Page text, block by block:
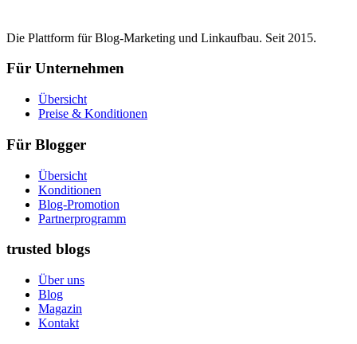
Die Plattform für Blog-Marketing und Linkaufbau. Seit 2015.
Für Unternehmen
Übersicht
Preise & Konditionen
Für Blogger
Übersicht
Konditionen
Blog-Promotion
Partnerprogramm
trusted blogs
Über uns
Blog
Magazin
Kontakt